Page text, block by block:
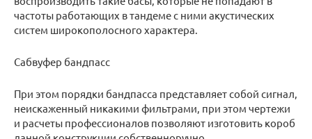
частоты работающих в тандеме с ними акустических
систем широкополосного характера.
Сабвуфер бандпасс
При этом порядки бандпасса представляет собой сигнал,
неискаженный никакими фильтрами, при этом чертежи
и расчеты профессионалов позволяют изготовить короб